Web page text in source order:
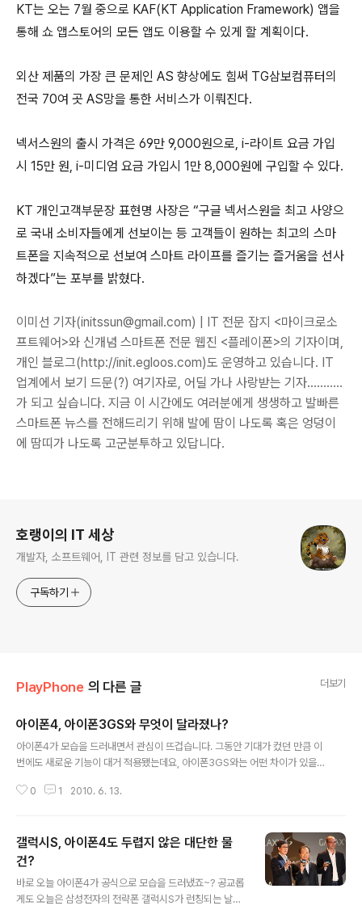
KT는 오는 7월 중으로 KAF(KT Application Framework) 앱을
통해 쇼 앱스토어의 모든 앱도 이용할 수 있게 할 계획이다.
외산 제품의 가장 큰 문제인 AS 향상에도 힘써 TG삼보컴퓨터의
전국 70여 곳 AS망을 통한 서비스가 이뤄진다.
넥서스원의 출시 가격은 69만 9,000원으로, i-라이트 요금 가입
시 15만 원, i-미디엄 요금 가입시 1만 8,000원에 구입할 수 있다.
KT 개인고객부문장 표현명 사장은 “구글 넥서스원을 최고 사양으
로 국내 소비자들에게 선보이는 등 고객들이 원하는 최고의 스마
트폰을 지속적으로 선보여 스마트 라이프를 즐기는 즐거움을 선사
하겠다”는 포부를 밝혔다.
이미선 기자(initssun@gmail.com) | IT 전문 잡지 <마이크로소
프트웨어>와 신개념 스마트폰 전문 웹진 <플레이폰>의 기자이며,
개인 블로그(http://init.egloos.com)도 운영하고 있습니다. IT
업계에서 보기 드문(?) 여기자로, 어딜 가나 사랑받는 기자...........
가 되고 싶습니다. 지금 이 시간에도 여러분에게 생생하고 발빠른
스마트폰 뉴스를 전해드리기 위해 발에 땀이 나도록 혹은 엉덩이
에 땀띠가 나도록 고군분투하고 있답니다.
호랭이의 IT 세상
개발자, 소프트웨어, IT 관련 정보를 담고 있습니다.
구독하기
PlayPhone 의 다른 글 더보기
아이폰4, 아이폰3GS와 무엇이 달라졌나?
아이폰4가 모습을 드러내면서 관심이 뜨겁습니다. 그동안 기대가 컸던 만큼 이
번에도 새로운 기능이 대거 적용됐는데요, 아이폰3GS와는 어떤 차이가 있을까
폰4 아이폰3GS 가격 16GB / $199 32GB / $299 8GB / $99 디스플레이
HD LED 라이트 VGA 기능 멀티터치 802.11b/g/n, 와이파이 7.2Mbps HS
DPA 5.8Mbps HSUPA GPS Accelerometer 3-axis gyro 듀얼 마이크
노이즈 제거 멀티터치 802.11b..
0 1 2010. 6. 13.
갤럭시S, 아이폰4도 두렵지 않은 대단한 물
건?
바로 오늘 아이폰4가 공식으로 모습을 드러냈죠~? 공교롭
게도 오늘은 삼성전자의 전략폰 갤럭시S가 런칭되는 날이